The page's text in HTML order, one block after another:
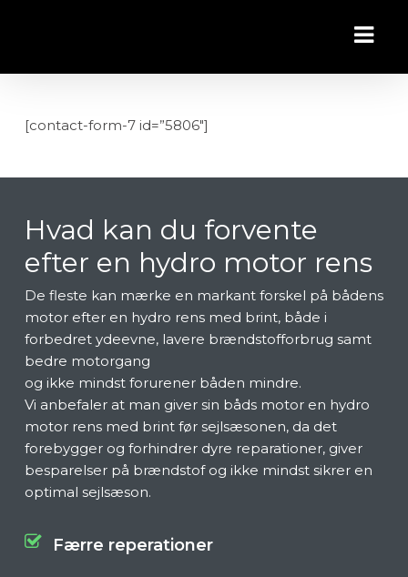
[contact-form-7 id=”5806″]
Hvad kan du forvente
efter en hydro motor rens
De fleste kan mærke en markant forskel på bådens
motor efter en hydro rens med brint, både i
forbedret ydeevne, lavere brændstofforbrug samt
bedre motorgang
og ikke mindst forurener båden mindre.
Vi anbefaler at man giver sin båds motor en hydro
motor rens med brint før sejlsæsonen, da det
forebygger og forhindrer dyre reparationer, giver
besparelser på brændstof og ikke mindst sikrer en
optimal sejlsæson.
Færre reperationer